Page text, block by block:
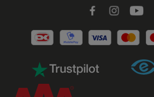
FacebookInstagramYoutube